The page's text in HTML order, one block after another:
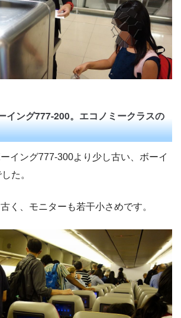
イング777-200。エコノミークラスの
イング777-300より少し古い、ボーイ
た。
く、モニターも若干小さめです。